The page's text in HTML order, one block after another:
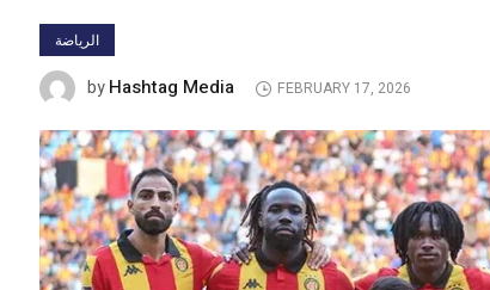
الرياضة
byHashtag Media FEBRUARY 17, 2026